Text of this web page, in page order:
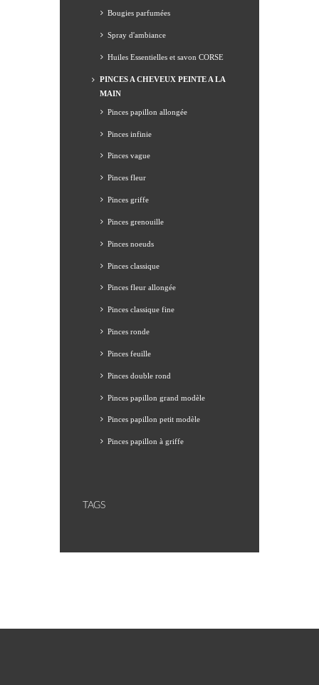
Bougies parfumées
Spray d'ambiance
Huiles Essentielles et savon CORSE
PINCES A CHEVEUX PEINTE A LA
MAIN
Pinces papillon allongée
Pinces infinie
Pinces vague
Pinces fleur
Pinces griffe
Pinces grenouille
Pinces noeuds
Pinces classique
Pinces fleur allongée
Pinces classique fine
Pinces ronde
Pinces feuille
Pinces double rond
Pinces papillon grand modèle
Pinces papillon petit modèle
Pinces papillon à griffe
TAGS